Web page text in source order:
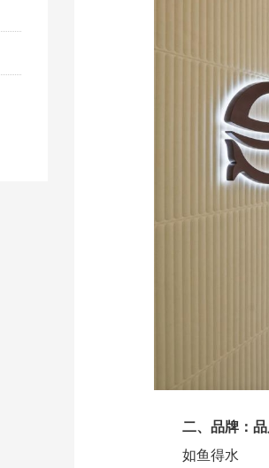
二、品牌：品
如鱼得水